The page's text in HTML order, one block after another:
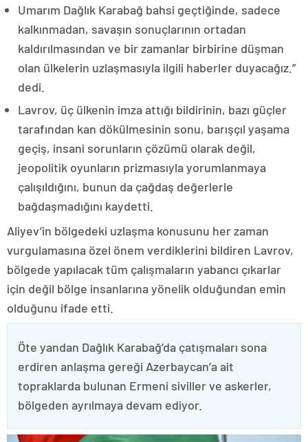
Umarım Dağlık Karabağ bahsi geçtiğinde, sadece
kalkınmadan, savaşın sonuçlarının ortadan
kaldırılmasından ve bir zamanlar birbirine düşman
olan ülkelerin uzlaşmasıyla ilgili haberler duyacağız.”
dedi.
Lavrov, üç ülkenin imza attığı bildirinin, bazı güçler
tarafından kan dökülmesinin sonu, barışçıl yaşama
geçiş, insani sorunların çözümü olarak değil,
jeopolitik oyunların prizmasıyla yorumlanmaya
çalışıldığını, bunun da çağdaş değerlerle
bağdaşmadığını kaydetti.
Aliyev’in bölgedeki uzlaşma konusunu her zaman
vurgulamasına özel önem verdiklerini bildiren Lavrov,
bölgede yapılacak tüm çalışmaların yabancı çıkarlar
için değil bölge insanlarına yönelik olduğundan emin
olduğunu ifade etti.
Öte yandan Dağlık Karabağ’da çatışmaları sona
erdiren anlaşma gereği Azerbaycan’a ait
topraklarda bulunan Ermeni siviller ve askerler,
bölgeden ayrılmaya devam ediyor.